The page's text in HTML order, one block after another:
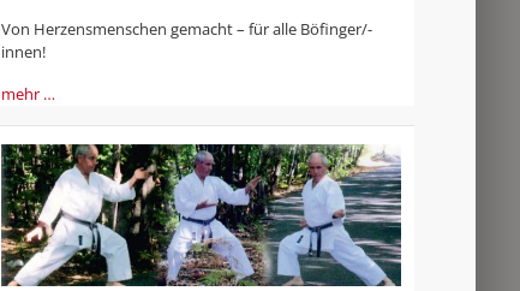
Von Herzensmenschen gemacht – für alle Böfinger/-
innen!
mehr …